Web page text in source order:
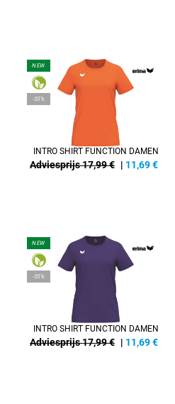
NEW
-35%
INTRO SHIRT FUNCTION DAMEN
Adviesprijs 17,99 € | 11,69€
NEW
-35%
INTRO SHIRT FUNCTION DAMEN
Adviesprijs 17,99 € | 11,69€